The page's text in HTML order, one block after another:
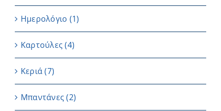
Ημερολόγιο (1)
Καρτούλες (4)
Κεριά (7)
Μπαντάνες (2)